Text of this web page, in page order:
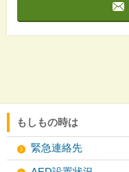
もしもの時は
緊急連絡先